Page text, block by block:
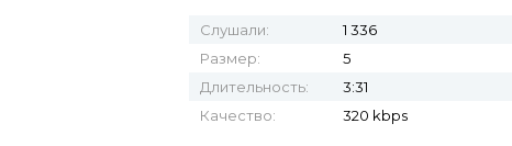
Слушали:
1 336
Размер:
5
Длительность:
3:31
Качество:
320 kbps